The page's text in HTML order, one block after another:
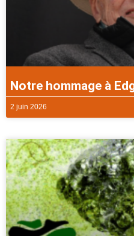
Notre hommage à
2 juin 2026